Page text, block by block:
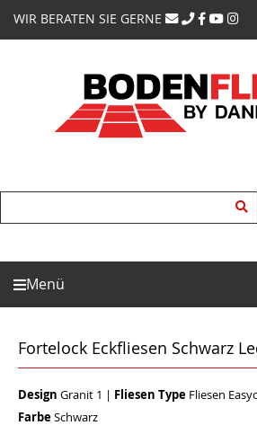
WIR BERATEN SIE GERNE
Menü
Fortelock Eckfliesen Schwarz
Design Granit 1 | Fliesen Type Fliesen
FarbeSchwarz